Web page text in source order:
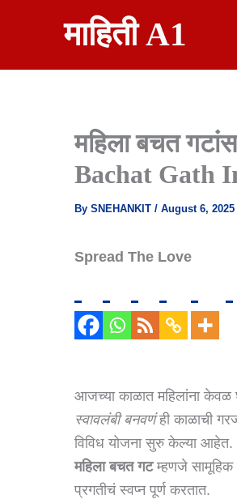
माहिती A1
महिला बचत
Bachat Gath
By SNEHANKIT / August 6, 2025
Spread The Love
आजच्या काळात महिलांना केवळ
स्वावलंबी बनवणंही काळाची
विविध योजना सुरु केल्या आहेत.
महिला बचत गटम्हणजे सामूहिक
प्रगतीचं स्वप्न पूर्ण करतात.